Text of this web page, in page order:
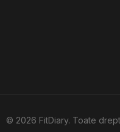
© 2026 FitDiary. Toate